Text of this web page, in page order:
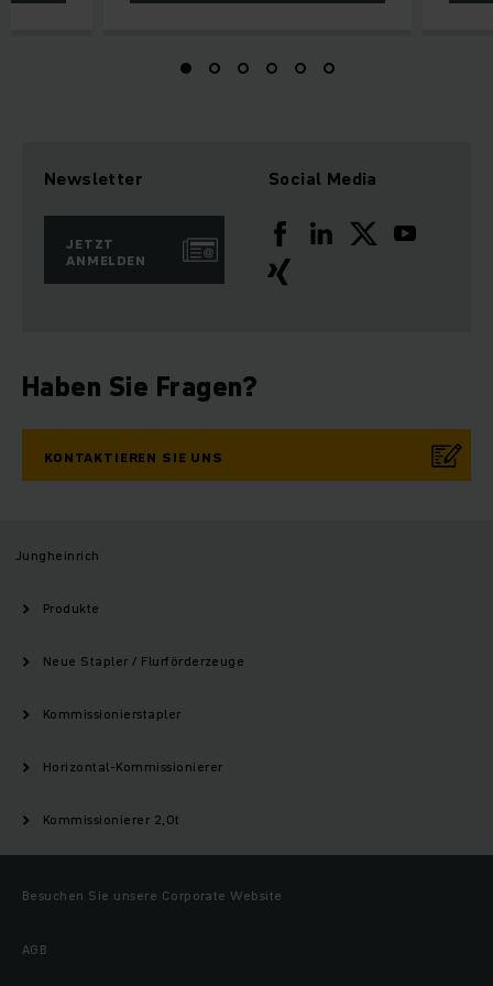
Newsletter
JETZT
ANMELDEN
Social Media
Haben Sie Fragen?
KONTAKTIEREN SIE UNS
Jungheinrich
Produkte
Neue Stapler / Flurförderzeuge
Kommissionierstapler
Horizontal-Kommissionierer
Kommissionierer 2,0t
Besuchen Sie unsere Corporate Website
AGB